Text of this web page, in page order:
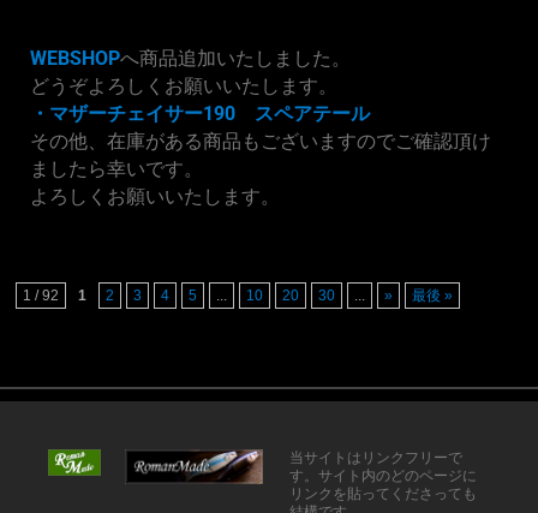
WEBSHOPへ商品追加いたしました。
どうぞよろしくお願いいたします。
・マザーチェイサー190 スペアテール
その他、在庫がある商品もございますのでご確認頂け
ましたら幸いです。
よろしくお願いいたします。
1 / 92 1 2 3 4 5 ... 10 20 30 ... » 最後 »
当サイトはリンクフリーで
す。サイト内のどのページに
リンクを貼ってくださっても